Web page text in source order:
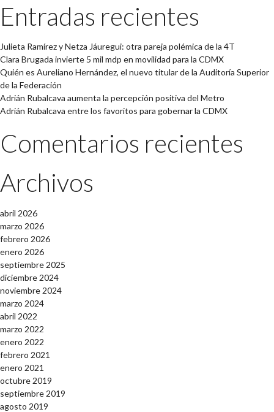
Entradas recientes
Julieta Ramírez y Netza Jáuregui: otra pareja polémica de la 4T
Clara Brugada invierte 5 mil mdp en movilidad para la CDMX
Quién es Aureliano Hernández, el nuevo titular de la Auditoría Superior
de la Federación
Adrián Rubalcava aumenta la percepción positiva del Metro
Adrián Rubalcava entre los favoritos para gobernar la CDMX
Comentarios recientes
Archivos
abril 2026
marzo 2026
febrero 2026
enero 2026
septiembre 2025
diciembre 2024
noviembre 2024
marzo 2024
abril 2022
marzo 2022
enero 2022
febrero 2021
enero 2021
octubre 2019
septiembre 2019
agosto 2019